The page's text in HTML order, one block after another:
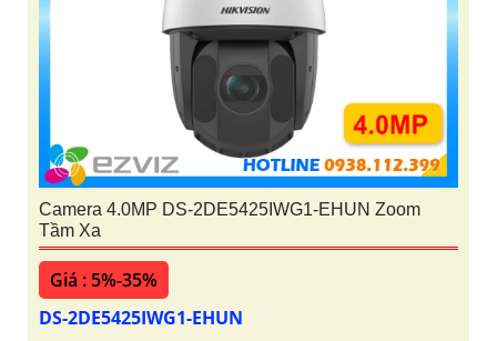
Camera 4.0MP DS-2DE5425IWG1-EHUN Zoom
Tầm Xa
Giá : 5%-35%
DS-2DE5425IWG1-EHUN